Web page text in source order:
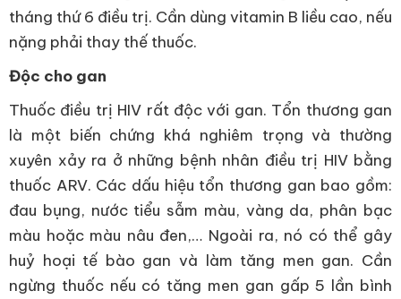
tháng thứ 6 điều trị. Cần dùng vitamin B liều cao, nếu
nặng phải thay thế thuốc.
Độc cho gan
Thuốc điều trị HIV rất độc với gan. Tổn thương gan
là một biến chứng khá nghiêm trọng và thường
xuyên xảy ra ở những bệnh nhân điều trị HIV bằng
thuốc ARV. Các dấu hiệu tổn thương gan bao gồm:
đau bụng, nước tiểu sẫm màu, vàng da, phân bạc
màu hoặc màu nâu đen,… Ngoài ra, nó có thể gây
huỷ hoại tế bào gan và làm tăng men gan. Cần
ngừng thuốc nếu có tăng men gan gấp 5 lần bình